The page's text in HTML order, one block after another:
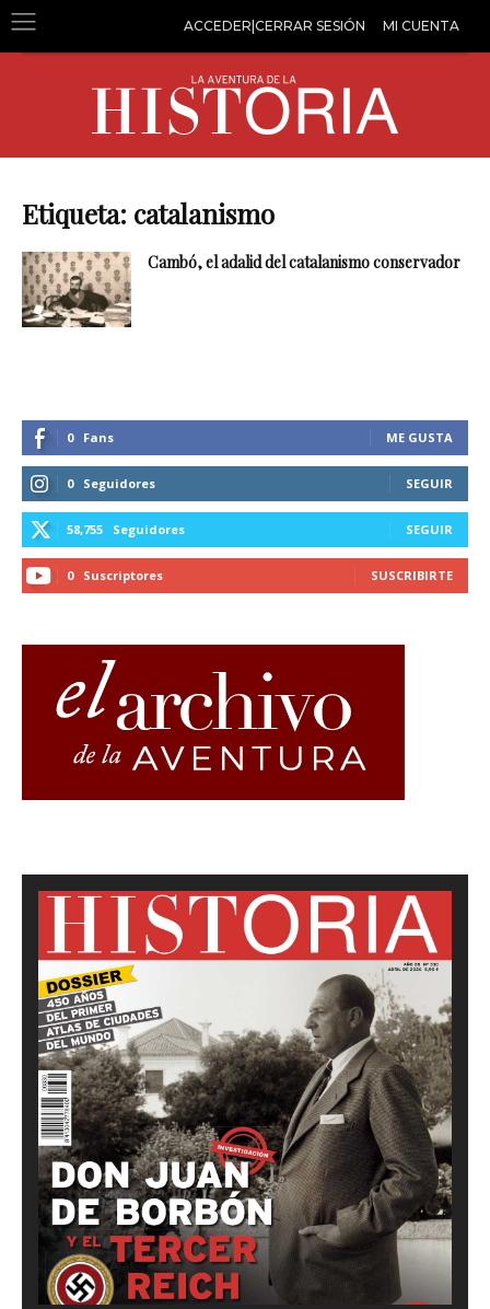
ACCEDER|CERRAR SESIÓN MI CUENTA
Etiqueta: catalanismo
Cambó, el adalid del catalanismo conservador
0 Fans ME GUSTA
0 Seguidores SEGUIR
58,755 Seguidores SEGUIR
0 Suscriptores SUSCRIBIRTE